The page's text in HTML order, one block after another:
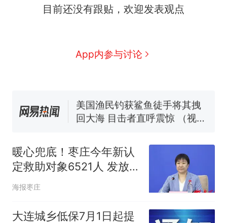
目前还没有跟贴，欢迎发表观点
App内参与讨论
因老师一句“跟我回家”改写了
费大厨“全国小炒肉大王”称
号，仅凭视频评出？中国烹饪
140多朵
美国渔民钓获鲨鱼徒手将其拽
回大海 目击者直呼震惊 （视频
官方通报
热
那个在床头放菜刀的女孩，
因老师一句“跟我回家”改写了
暖心兜底！枣庄今年新认
定救助对象6521人 发放
3.83亿元救助金织密民生
海报枣庄
大连城乡低保7月1日起提